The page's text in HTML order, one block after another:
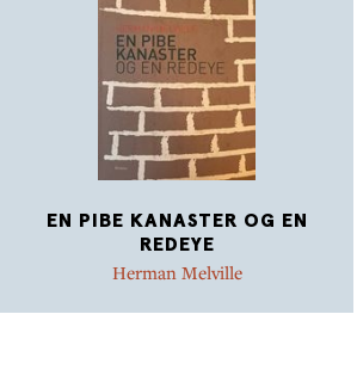
EN PIBE KANASTER OG EN
REDEYE
Herman Melville